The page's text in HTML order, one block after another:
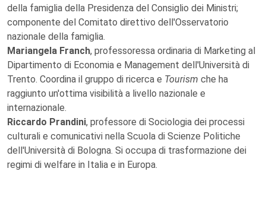
della famiglia della Presidenza del Consiglio dei Ministri;
componente del Comitato direttivo dell'Osservatorio
nazionale della famiglia.
Mariangela Franch, professoressa ordinaria di Marketing al
Dipartimento di Economia e Management dell'Università di
Trento. Coordina il gruppo di ricerca e Tourism che ha
raggiunto un'ottima visibilità a livello nazionale e
internazionale.
Riccardo Prandini, professore di Sociologia dei processi
culturali e comunicativi nella Scuola di Scienze Politiche
dell'Università di Bologna. Si occupa di trasformazione dei
regimi di welfare in Italia e in Europa.